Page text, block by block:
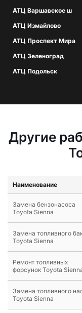
АТЦ Варшавское ш
АТЦ Измайлово
АТЦ Проспект Мира
АТЦ Зеленоград
АТЦ Подольск
Другие
Наименование
Замена бензонасоса
Toyota Sienna
Замена топливного
Toyota Sienna
Ремонт топливных
форсунок Toyota
Замена топливного
Toyota Sienna